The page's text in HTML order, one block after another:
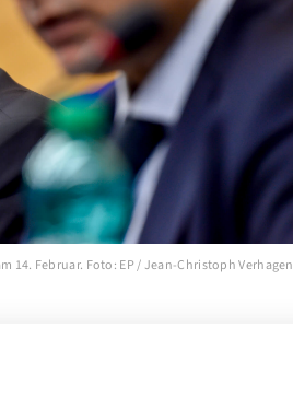
14. Februar. Foto: EP / Jean-Christoph Verhagen